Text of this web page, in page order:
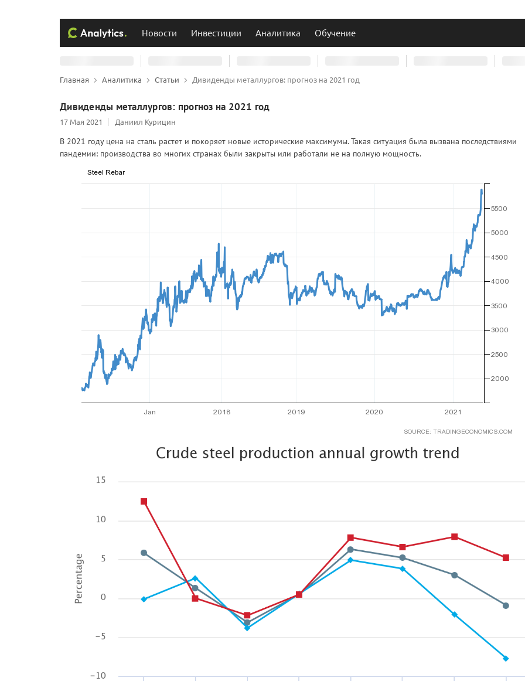
Новости Инвестиции Аналитика Обучение
Главная Аналитика Статьи Дивиденды металлургов: прогноз на 2021 год
Дивиденды металлургов: прогноз на 2021 год
17 Мая 2021 Даниил Курицин
В 2021 году цена на сталь растет и покоряет новые исторические максимумы. Такая ситуация была вызвана последствиями
пандемии: производства во многих странах были закрыты или работали не на полную мощность.